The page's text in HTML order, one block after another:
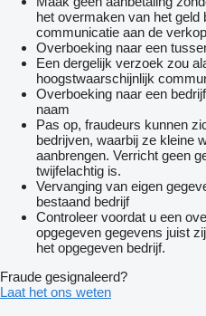
het overmaken van het geld
communicatie aan de
Overboeking naar een
Een dergelijk verzoek zou
hoogstwaarschijnlijk
Overboeking naar een
naam
Pas op, fraudeurs kunnen
bedrijven, waarbij ze kleine
aanbrengen. Verricht geen
twijfelachtig is.
Vervanging van eigen
bestaand bedrijf
Controleer voordat u een
opgegeven gegevens juist
het opgegeven bedrijf.
Fraude gesignaleerd?
Laat het ons weten